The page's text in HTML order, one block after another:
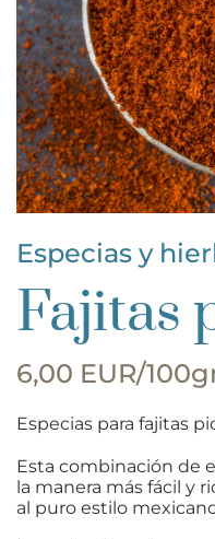
Especias y
Fajitas
6,00 EUR/
Especias para fajitas
Esta combinación de
la manera más fácil y
al puro estilo